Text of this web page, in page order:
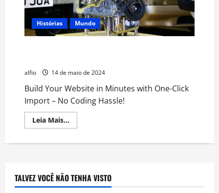
Histórias Mundo
alfio 14 de maio de 2024
Build Your Website in Minutes with One-Click
Import – No Coding Hassle!
Leia Mais...
more
história
resgate
em
cavernas
TALVEZ VOCÊ NÃO TENHA VISTO